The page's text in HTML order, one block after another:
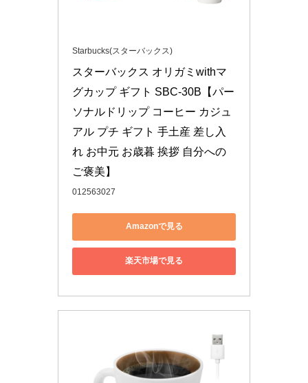
Starbucks(スターバックス)
スターバックス オリガミwithマ
グカップ ギフト SBC-30B【パー
ソナルドリップ コーヒー カジュ
アル プチ ギフト 手土産 差し入
れ お中元 お歳暮 挨拶 自分への
ご褒美】
012563027
Amazonで見る
楽天市場で見る